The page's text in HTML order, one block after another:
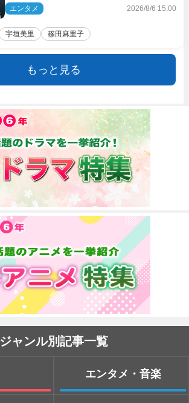
ト驚き「まさか」「意外な展開」
エンタメ 2026/8/6 15:00
宇垣美里 篠田麻里子
もっと見る
ジャンル別記事一覧
エンタメ・音楽